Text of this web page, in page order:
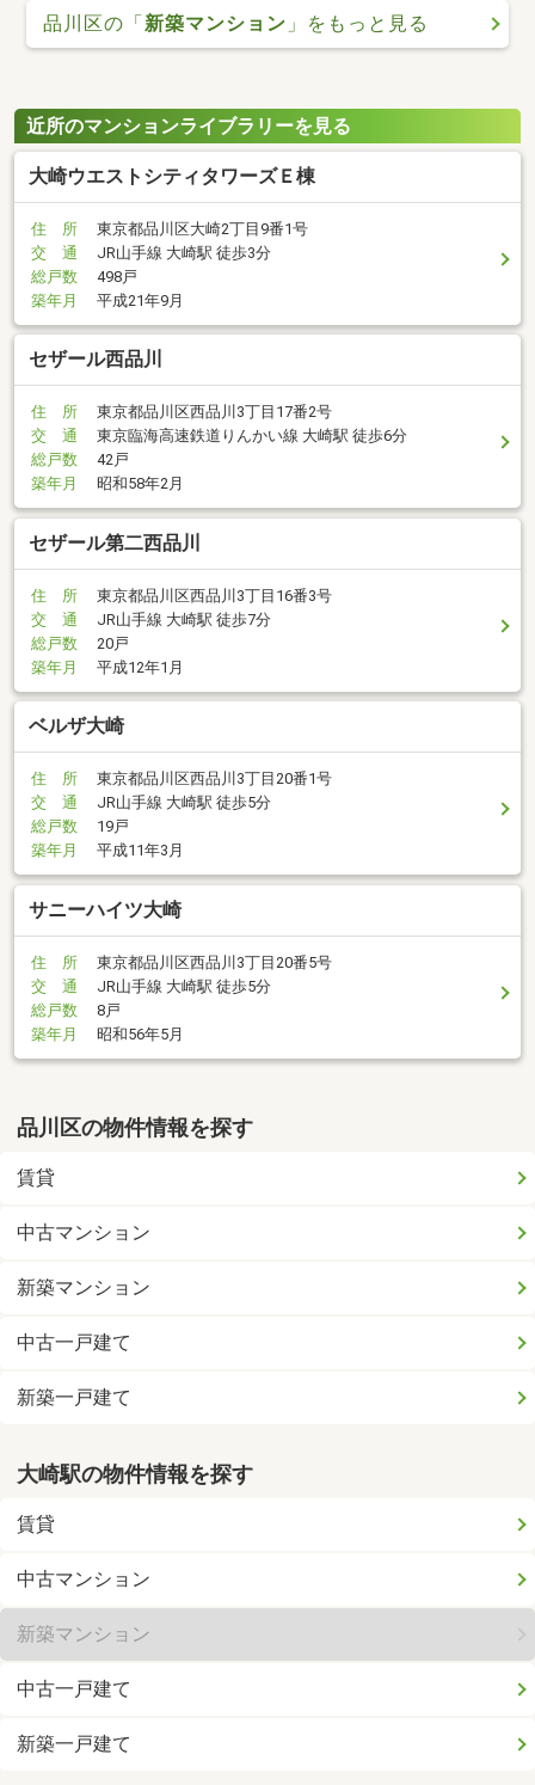
品川区の「新築マンション 」をもっと見る
近所のマンションライブラリーを見る
大崎ウエストシティタワーズＥ棟
住 所
東京都品川区大崎2丁目9番1号
交 通
JR山手線 大崎駅 徒歩3分
総戸数
498戸
築年月
平成21年9月
セザール西品川
住 所
東京都品川区西品川3丁目17番2号
交 通
東京臨海高速鉄道りんかい線 大崎駅 徒歩6分
総戸数
42戸
築年月
昭和58年2月
セザール第二西品川
住 所
東京都品川区西品川3丁目16番3号
交 通
JR山手線 大崎駅 徒歩7分
総戸数
20戸
築年月
平成12年1月
ベルザ大崎
住 所
東京都品川区西品川3丁目20番1号
交 通
JR山手線 大崎駅 徒歩5分
総戸数
19戸
築年月
平成11年3月
サニーハイツ大崎
住 所
東京都品川区西品川3丁目20番5号
交 通
JR山手線 大崎駅 徒歩5分
総戸数
8戸
築年月
昭和56年5月
品川区の物件情報を探す
賃貸
中古マンション
新築マンション
中古一戸建て
新築一戸建て
大崎駅の物件情報を探す
賃貸
中古マンション
新築マンション
中古一戸建て
新築一戸建て